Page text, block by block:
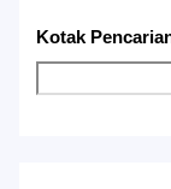
Kotak